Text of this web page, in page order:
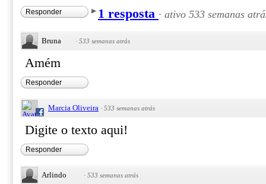
Responder 1 resposta · ativo 533 semanas
Bruna · 533 semanas atrás
Amém
Responder
Marcia Oliveira · 533 semanas atrás
Digite o texto aqui!
Responder
Arlindo · 533 semanas atrás